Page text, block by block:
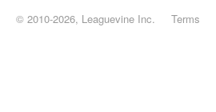
© 2010-2026, Leaguevine Inc. Terms